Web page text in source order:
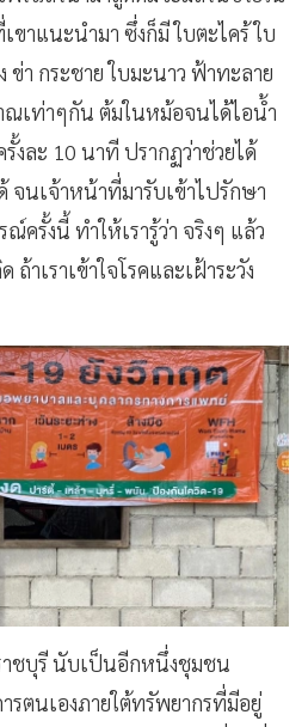
ขาแนะนำมา ซึ่งก็มี ใบตะไคร้ ใบ
ข่า กระชาย ใบมะนาว ฟ้าทะลาย
ณเท่าๆกัน ต้มในหม้อจนได้ไอน้ำ
งละ 10 นาที ปรากฏว่าช่วยได้
จนเจ้าหน้าที่มารับเข้าไปรักษา
ครั้งนี้ ทำให้เรารู้ว่า จริงๆ แล้ว
าเราเข้าใจโรคและเฝ้าระวัง
ชบุรี นับเป็นอีกหนึ่งชุมชน
ตนเองภายใต้ทรัพยากรที่มีอยู่